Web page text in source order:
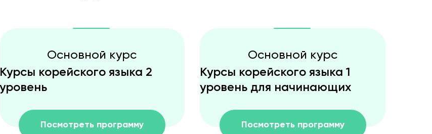
Основной курс
Курсы корейского языка 2
уровень
Посмотреть программу
Основной курс
Курсы корейского языка 1
уровень для начинающих
Посмотреть программу